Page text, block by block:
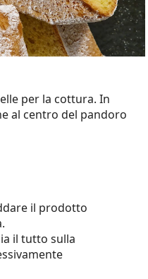
per la cottura. In
al centro del pandoro
il prodotto
il tutto sulla